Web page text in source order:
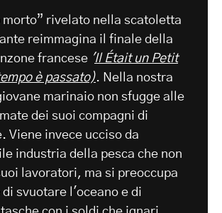
morto” rivelato nella scatoletta
reimmagina il finale della
francese 'Il Était un Petit
è passato). Nella nostra
marinaio non sfugge alle
dei suoi compagni di
Viene invece ucciso da
industria della pesca che non
lavoratori, ma si preoccupa
svuotare l'oceano e di